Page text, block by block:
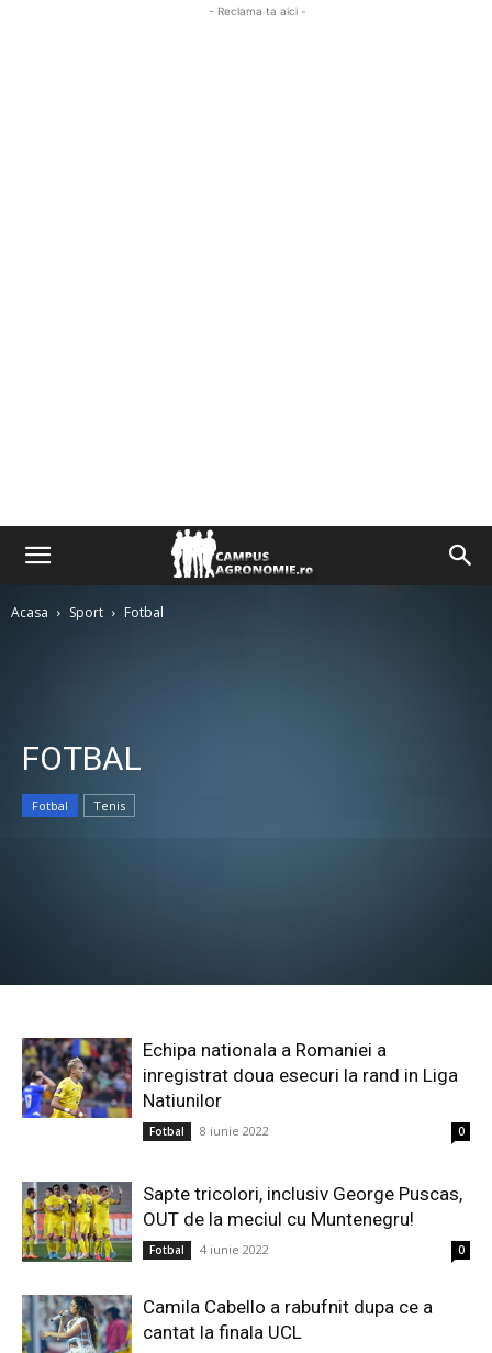
- Reclama ta aici -
Acasa Sport Fotbal
FOTBAL
Fotbal Tenis
Echipa nationala a Romaniei a
inregistrat doua esecuri la rand in Liga
Natiunilor
Fotbal 8 iunie 2022 0
Sapte tricolori, inclusiv George Puscas,
OUT de la meciul cu Muntenegru!
Fotbal 4 iunie 2022 0
Camila Cabello a rabufnit dupa ce a
cantat la finala UCL